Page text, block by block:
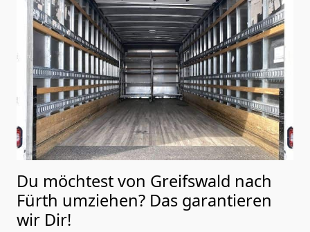
Du möchtest von Greifswald nach
Fürth umziehen? Das garantieren
wir Dir!